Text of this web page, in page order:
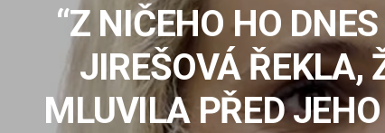
“Z NIČEHO HO
JIREŠOVÁ ŘEKLA,
MLUVILA PŘED